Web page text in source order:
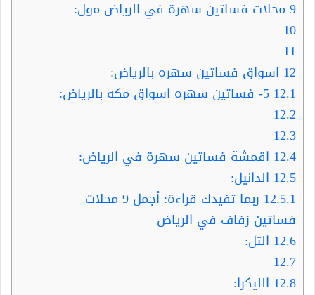
9محلات فساتين سهرة في الرياض مول:
10
11
12 اسواق فساتين سهره بالرياض:
12.1
12.2
12.3
12.4 اقمشة فساتين سهرة في الرياض:
12.5 الدانيل:
12.5.1
ربما تفيدك قراءة: أجمل 9 محلات
فساتين زفاف في الرياض
12.6 التل:
12.7
12.8 الليكرا: